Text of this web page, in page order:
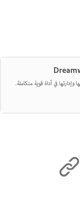
في أداة قوية متكاملة.